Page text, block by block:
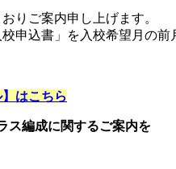
りご案内申し上げます。
申込書」を入校希望月の
はこちら
ス編成に関するご案内を